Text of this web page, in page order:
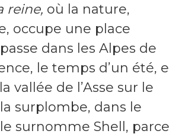
reine, où la nature,
occupe une place
dans les Alpes de
le temps d’un été,
vallée de l’Asse sur le
surplombe, dans le
surnomme Shell, parce